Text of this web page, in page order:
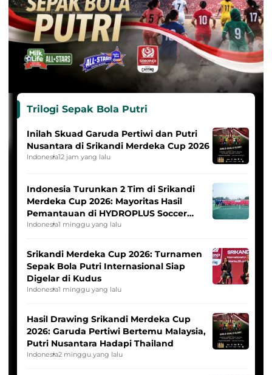
Trilogi Sepak Bola Putri
Inilah Skuad Garuda Pertiwi dan Putri
Nusantara di Srikandi Merdeka Cup 2026
Indonesia12 jam yang lalu
Indonesia Turunkan 2 Tim di Srikandi
Merdeka Cup 2026: Mayoritas Hasil
Pemantauan di HYDROPLUS Soccer
League
Indonesia1 minggu yang lalu
Srikandi Merdeka Cup 2026: Turnamen
Sepak Bola Putri Internasional Siap
Digelar di Kudus
Indonesia1 minggu yang lalu
Hasil Drawing Srikandi Merdeka Cup
2026: Garuda Pertiwi Bertemu Malaysia,
Putri Nusantara Hadapi Thailand
Indonesia2 minggu yang lalu